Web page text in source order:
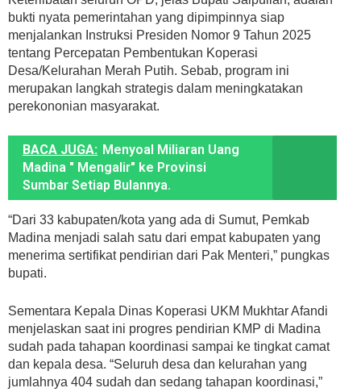
bukti nyata pemerintahan yang dipimpinnya siap
menjalankan Instruksi Presiden Nomor 9 Tahun 2025
tentang Percepatan Pembentukan Koperasi
Desa/Kelurahan Merah Putih. Sebab, program ini
merupakan langkah strategis dalam meningkatakan
perekononian masyarakat.
BACA JUGA: Menyoal Miliaran Uang
Madina " Mengalir" ke Provinsi
Sumbar Setiap Bulannya.
“Dari 33 kabupaten/kota yang ada di Sumut, Pemkab
Madina menjadi salah satu dari empat kabupaten yang
menerima sertifikat pendirian dari Pak Menteri,” pungkas
bupati.
Sementara Kepala Dinas Koperasi UKM Mukhtar Afandi
menjelaskan saat ini progres pendirian KMP di Madina
sudah pada tahapan koordinasi sampai ke tingkat camat
dan kepala desa. “Seluruh desa dan kelurahan yang
jumlahnya 404 sudah dan sedang tahapan koordinasi,”